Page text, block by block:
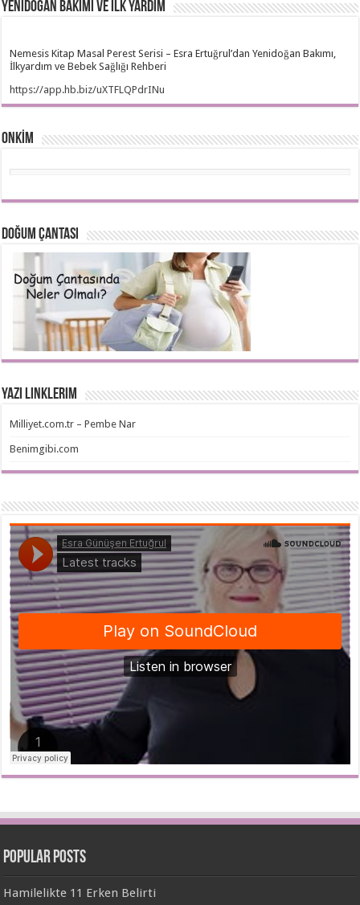
Yenidoğan Bakımı ve İlk Yardım
Nemesis Kitap Masal Perest Serisi – Esra Ertuğrul’dan Yenidoğan Bakımı,
İlkyardım ve Bebek Sağlığı Rehberi
https://app.hb.biz/uXTFLQPdrINu
ONKİM
Doğum Çantası
Yazı Linklerim
Milliyet.com.tr – Pembe Nar
Benimgibi.com
Popular Posts
Hamilelikte 11 Erken Belirti